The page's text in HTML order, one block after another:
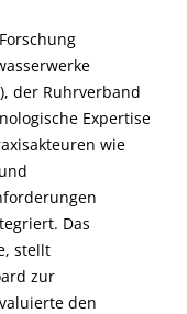
der Ruhrverband
Expertise
wie
Das
stellt
zur
den